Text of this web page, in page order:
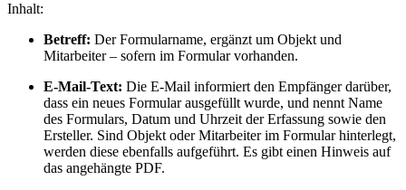
Inhalt:
Betreff: Der Formularname, ergänzt um Objekt und
Mitarbeiter – sofern im Formular vorhanden.
E-Mail-Text: Die E-Mail informiert den Empfänger darüber,
dass ein neues Formular ausgefüllt wurde, und nennt Name
des Formulars, Datum und Uhrzeit der Erfassung sowie den
Ersteller. Sind Objekt oder Mitarbeiter im Formular hinterlegt,
werden diese ebenfalls aufgeführt. Es gibt einen Hinweis auf
das angehängte PDF.